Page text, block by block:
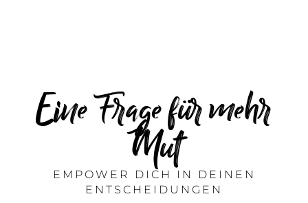
Eine Frage für mehr
Mut
EMPOWER DICH IN DEINEN
ENTSCHEIDUNGEN